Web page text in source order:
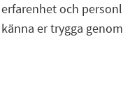
erfarenhet och
känna er trygga